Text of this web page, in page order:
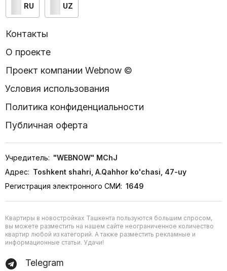
RU UZ
Контакты
О проекте
Проект компании Webnow ©
Условия использования
Политика конфиденциальности
Публичная оферта
Учредитель: "WEBNOW" MChJ
Адрес: Toshkent shahri, A.Qahhor ko'chasi, 47-uy
Регистрация электронного СМИ: 1649
Квартиры в новостройках Ташкента пользуются большим спросом,
вы можете разместить на нашем сайте неограниченное количество
квартир любой из категорий. А также разместить рекламные и
информационные статьи. Удачи!
Telegram